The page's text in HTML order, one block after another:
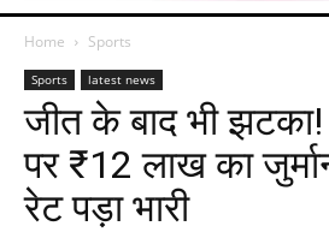
Home Sports
Sports latest news
जीत के बाद भी
पर ₹12 लाख का
रेट पड़ा भारी